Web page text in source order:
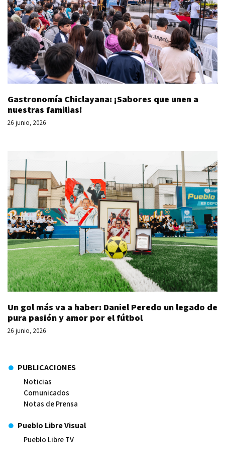
Gastronomía Chiclayana: ¡Sabores que unen a
nuestras familias!
26 junio, 2026
Un gol más va a haber: Daniel Peredo un legado de
pura pasión y amor por el fútbol
26 junio, 2026
PUBLICACIONES
Noticias
Comunicados
Notas de Prensa
Pueblo Libre Visual
Pueblo Libre TV